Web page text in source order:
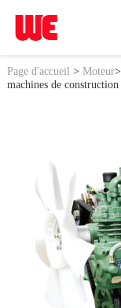
Page d'accueil > Moteur>
machines de construction